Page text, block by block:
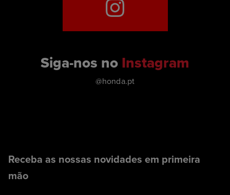
Siga-nos no Instagram
@honda.pt
Receba as nossas novidades em primeira
mão